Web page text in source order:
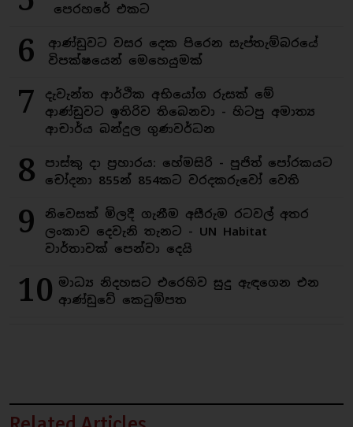
පෙරහරේ එකට
6
ආණ්ඩුවට වසර දෙක පිරෙන සැප්තැම්බරයේ
විපක්ෂයෙන් මෙහෙයුමක්
7
දැවැන්ත ආර්ථික අභියෝග රුසක් මේ
ආණ්ඩුවට ඉතිරිව තිබෙනවා - හිටපු අමාත්‍ය
ආචාර්ය බන්දුල ගුණවර්ධන
8
පාස්කු දා ප්‍රහාරය: හේමසිරි - පූජිත් පෝරකයට
චෝදනා 855න් 854කට වරදකරුවෝ වෙති
9
නිවෙසක් මිලදී ගැනීම අසීරුම රටවල් අතර
ලංකාව දෙවැනි තැනට - UN Habitat
වාර්තාවක් පෙන්වා දෙයි
10 මාධ්‍ය නිදහසට එරෙහිව සුදු ඇඳගෙන එන
ආණ්ඩුවේ කෙටුම්පත